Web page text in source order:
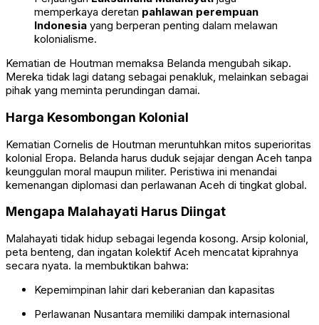
memperkaya deretan pahlawan perempuan
Indonesia yang berperan penting dalam melawan
kolonialisme.
Kematian de Houtman memaksa Belanda mengubah sikap.
Mereka tidak lagi datang sebagai penakluk, melainkan sebagai
pihak yang meminta perundingan damai.
Harga Kesombongan Kolonial
Kematian Cornelis de Houtman meruntuhkan mitos superioritas
kolonial Eropa. Belanda harus duduk sejajar dengan Aceh tanpa
keunggulan moral maupun militer. Peristiwa ini menandai
kemenangan diplomasi dan perlawanan Aceh di tingkat global.
Mengapa Malahayati Harus Diingat
Malahayati tidak hidup sebagai legenda kosong. Arsip kolonial,
peta benteng, dan ingatan kolektif Aceh mencatat kiprahnya
secara nyata. Ia membuktikan bahwa:
Kepemimpinan lahir dari keberanian dan kapasitas
Perlawanan Nusantara memiliki dampak internasional